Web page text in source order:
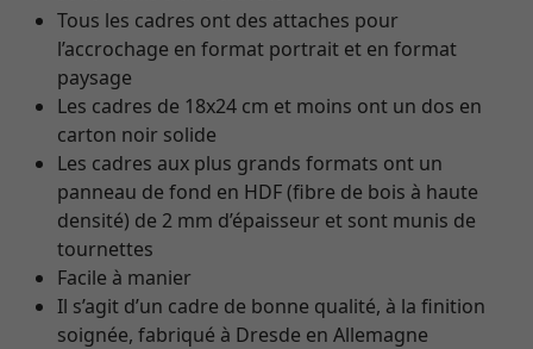
Tous les cadres ont des attaches pour
l’accrochage en format portrait et en format
paysage
Les cadres de 18x24 cm et moins ont un dos en
carton noir solide
Les cadres aux plus grands formats ont un
panneau de fond en HDF (fibre de bois à haute
densité) de 2 mm d’épaisseur et sont munis de
tournettes
Facile à manier
Il s’agit d’un cadre de bonne qualité, à la finition
soignée, fabriqué à Dresde en Allemagne